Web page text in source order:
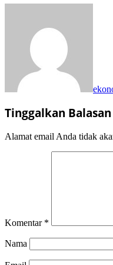
Tinggalkan Balasan
Alamat email Anda tidak
Komentar *
Nama